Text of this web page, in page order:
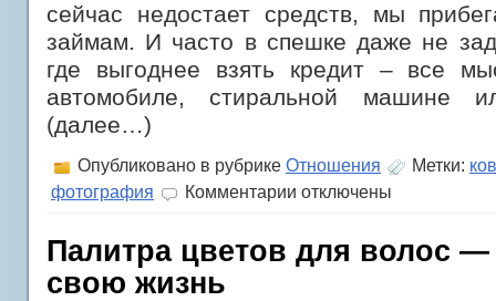
сейчас недостает средств, мы
займам. И часто в спешке даже не
где выгоднее взять кредит – все
автомобиле, стиральной машине
(далее…)
Опубликовано в рубрике Отношения Метки:
фотография
Комментарии
взять
отключены
Палитра цветов для волос —
свою жизнь